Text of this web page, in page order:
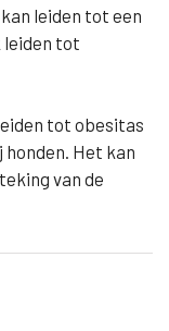
leiden tot een
leiden tot
tot obesitas
Het kan
van de